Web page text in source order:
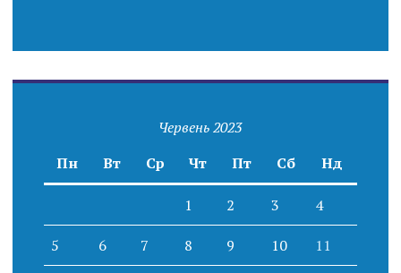
Червень 2023
Пн
Вт Ср Чт Пт Сб Нд
1 2 3 4
5 6 7 8 9 10 11